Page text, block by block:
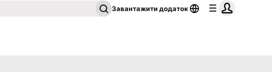
Завантажити додаток